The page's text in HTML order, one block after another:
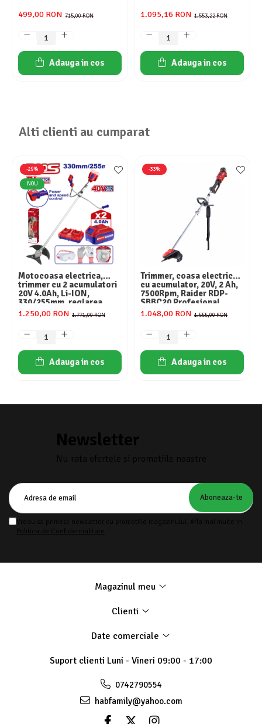
715,00 RON
499,00 RON
Adauga in cos
1.553,22 RON
1.095,16 RON
Adauga in cos
Alti clienti au cumparat
-29%
NOU
Motocoasa electrica,
trimmer cu 2 acumulatori
20V 4.0Ah, Li-ION,
330/255mm, reglarea
vitezei, accesorii incluse,
EMTOP
1.771,00 RON
1.250,00 RON
Adauga in cos
-33%
Trimmer, coasa electrica
cu acumulator, 20V, 2 Ah,
7500Rpm, Raider RDP-
SBBC20 Profesional
1.555,00 RON
1.048,00 RON
Adauga in cos
Newsletter
Nu rata ofertele si promotiile noastre
Vreau sa primesc newsletter cu promotiile magazinului. Afla mai multe in
Politica de Confidentialitate
Magazinul meu
Clienti
Date comerciale
Suport clienti Luni - Vineri 09:00 - 17:00
0742790554
habfamily@yahoo.com